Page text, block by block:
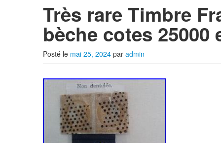
Très rare Timbre
bèche cotes
Posté le mai 25, 2024 par admin